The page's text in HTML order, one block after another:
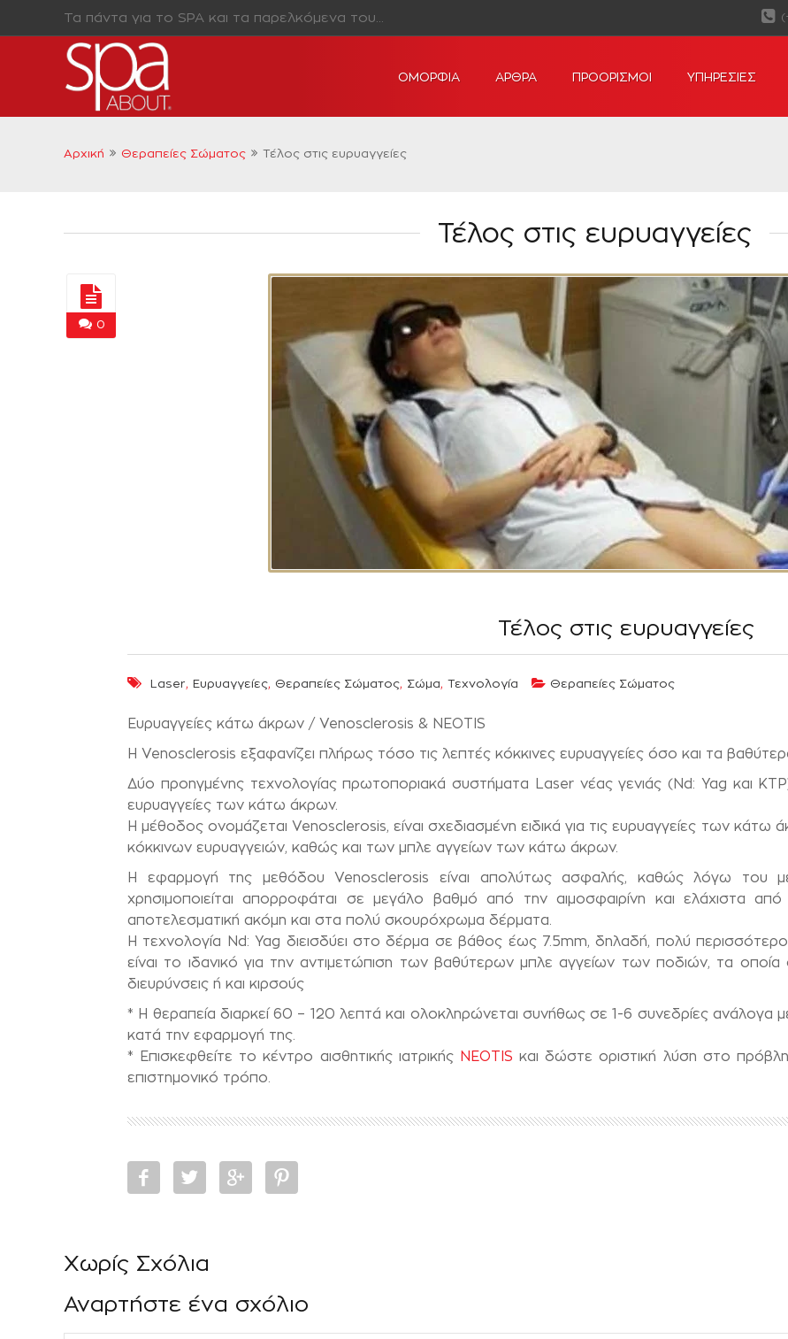
Τα πάντα για το SPA και τα παρελκόμενα του…
ΟΜΟΡΦΙΑ ΑΡΘΡΑ ΠΡΟΟΡΙΣΜΟΙ ΥΠΗΡΕΣΙΕΣ
Αρχική Θεραπείες Σώματος Τέλος στις ευρυαγγείες
Τέλος στις ευρυαγγείες
0
Τέλος στις ευρυαγγείες
Laser, Ευρυαγγείες, Θεραπείες Σώματος, Σώμα, Τεχνολογία Θεραπείες Σώματος
Ευρυαγγείες κάτω άκρων / Venosclerosis & NEOTIS
H Venosclerosis εξα­φανίζει πλήρως τόσο τις λεπτές κόκκινες ευρυαγγείες όσο και τα
Δύο προηγμένης τεχνολογίας πρωτοποριακά συστήματα Laser νέας γενιάς (Nd: Yag και KTP)
ευρυαγγείες των κάτω άκρων.
Η μέθοδος ονομάζεται Venosclerosis, είναι σχεδιασμένη ειδικά για τις ευρυαγγείες των
κόκκινων ευρυαγγειών, καθώς και των μπλε αγγείων των κάτω άκρων.
Η εφαρμογή της μεθόδου Venosclerosis είναι απολύτως ασφαλής, καθώς λόγω του
χρησιμοποιείται απορροφάται σε μεγάλο βαθμό από την αιμοσφαιρίνη και ελάχιστα
αποτελεσματική ακόμη και στα πολύ σκουρόχρωμα δέρματα.
Η τεχνολογία Nd: Yag διεισδύει στο δέρμα σε βάθος έως 7.5mm, δηλαδή, πολύ
είναι το ιδανικό για την αντιμετώπιση των βαθύτερων μπλε αγγείων των ποδιών, τα
διευρύνσεις ή και κιρσούς
* Η θεραπεία διαρκεί 60 – 120 λεπτά και ολοκληρώνεται συνήθως σε 1-6 συνεδρίες ανάλογα με
κατά την εφαρμογή της.
* Επισκεφθείτε το κέντρο αισθητικής ιατρικής NEOTISκαι δώστε οριστική λύση στο
επιστημονικό τρόπο.
Χωρίς Σχόλια
Αναρτήστε ένα σχόλιο